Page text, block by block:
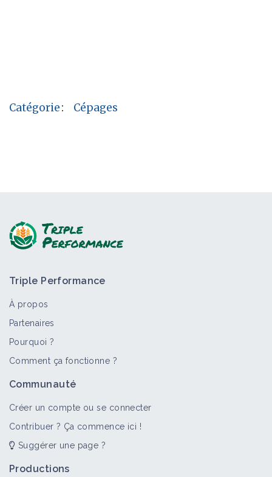
Catégorie: Cépages
Triple Performance
À propos
Partenaires
Pourquoi ?
Comment ça fonctionne ?
Communauté
Créer un compte ou se connecter
Contribuer ? Ça commence ici !
Suggérer une page ?
Productions